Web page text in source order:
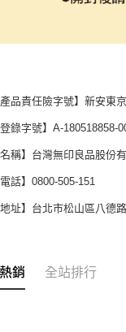
品責任險字號】新安東
錄字號】A-180518858-
稱】台灣無印良品股份
話】0800-505-151
址】台北市松山區八德
銷 全站排行